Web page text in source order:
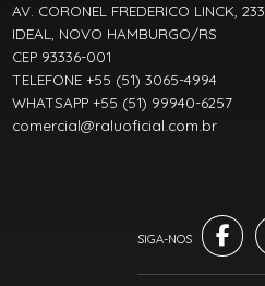
AV. CORONEL FREDERICO LINCK, 233
IDEAL, NOVO HAMBURGO/RS
CEP 93336-001
TELEFONE +55 (51) 3065-4994
WHATSAPP +55 (51) 99940-6257
comercial@raluoficial.com.br